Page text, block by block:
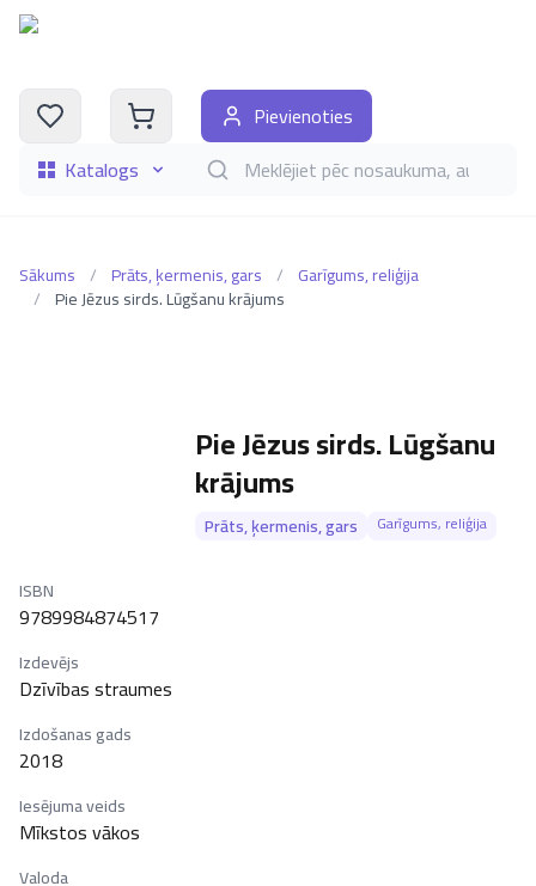
Katalogs Meklēt grāmatas pēc nosaukuma, autora,
Pievienoties
Sākums / Prāts, ķermenis, gars / Garīgums, reliģija
/ Pie Jēzus sirds. Lūgšanu krājums
Pie Jēzus sirds. Lūgšanu
krājums
Prāts, ķermenis, gars Garīgums, reliģija
ISBN
9789984874517
Izdevējs
Dzīvības straumes
Izdošanas gads
2018
Iesējuma veids
Mīkstos vākos
Valoda